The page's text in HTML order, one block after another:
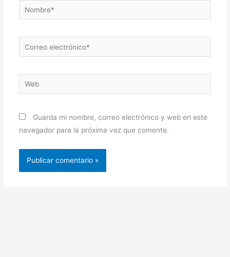
Nombre*
Correo
electrónico*
Web
Guarda mi nombre, correo electrónico y web en este
navegador para la próxima vez que comente.